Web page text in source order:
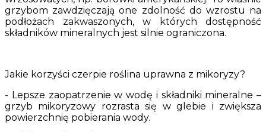
grzybom zawdzięczają one zdolność do wzrostu na
podłożach zakwaszonych, w których dostępność
składników mineralnych jest silnie ograniczona.
Jakie korzyści czerpie roślina uprawna z mikoryzy?
- Lepsze zaopatrzenie w wodę i składniki mineralne –
grzyb mikoryzowy rozrasta się w glebie i zwiększa
powierzchnię pobierania wody.